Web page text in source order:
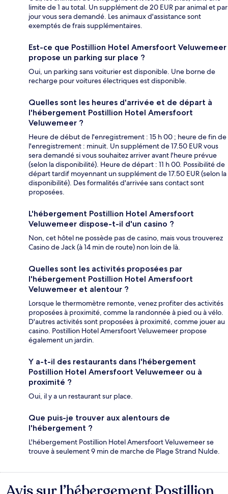
limite de 1 au total. Un supplément de 20 EUR par animal et par
jour vous sera demandé. Les animaux d'assistance sont
exemptés de frais supplémentaires.
Est-ce que Postillion Hotel Amersfoort Veluwemeer
propose un parking sur place ?
Oui, un parking sans voiturier est disponible. Une borne de
recharge pour voitures électriques est disponible.
Quelles sont les heures d'arrivée et de départ à
l'hébergement Postillion Hotel Amersfoort
Veluwemeer ?
Heure de début de l'enregistrement : 15 h 00 ; heure de fin de
l'enregistrement : minuit. Un supplément de 17.50 EUR vous
sera demandé si vous souhaitez arriver avant l'heure prévue
(selon la disponibilité). Heure de départ : 11 h 00. Possibilité de
départ tardif moyennant un supplément de 17.50 EUR (selon la
disponibilité). Des formalités d'arrivée sans contact sont
proposées.
L'hébergement Postillion Hotel Amersfoort
Veluwemeer dispose-t-il d'un casino ?
Non, cet hôtel ne possède pas de casino, mais vous trouverez
Casino de Jack (à 14 min de route) non loin de là.
Quelles sont les activités proposées par
l'hébergement Postillion Hotel Amersfoort
Veluwemeer et alentour ?
Lorsque le thermomètre remonte, venez profiter des activités
proposées à proximité, comme la randonnée à pied ou à vélo.
D'autres activités sont proposées à proximité, comme jouer au
casino. Postillion Hotel Amersfoort Veluwemeer propose
également un jardin.
Y a-t-il des restaurants dans l'hébergement
Postillion Hotel Amersfoort Veluwemeer ou à
proximité ?
Oui, il y a un restaurant sur place.
Que puis-je trouver aux alentours de
l'hébergement ?
L'hébergement Postillion Hotel Amersfoort Veluwemeer se
trouve à seulement 9 min de marche de Plage Strand Nulde.
Avis